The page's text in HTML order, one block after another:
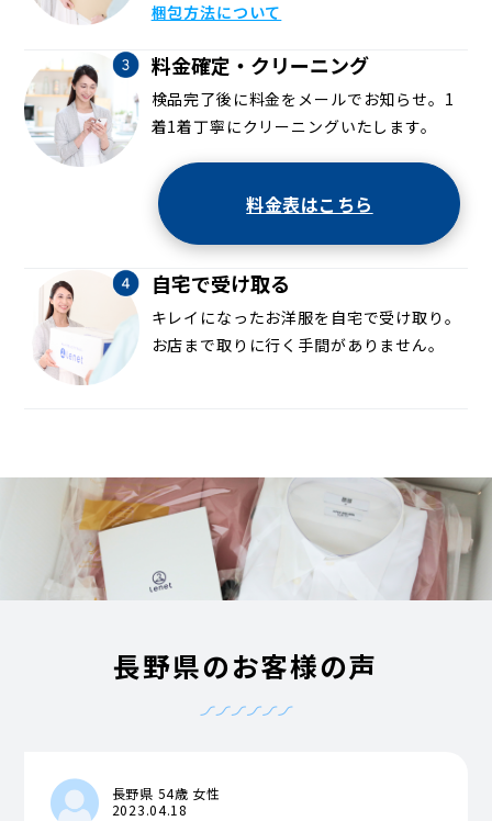
梱包方法について
料金確定・クリーニング
検品完了後に料金をメールでお知らせ。1
着1着丁寧にクリーニングいたします。
料金表はこちら
自宅で受け取る
キレイになったお洋服を自宅で受け取り。
お店まで取りに行く手間がありません。
長野県のお客様の声
長野県 54歳 女性
2023.04.18